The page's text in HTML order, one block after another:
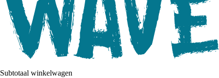
Subtotaal winkelwagen